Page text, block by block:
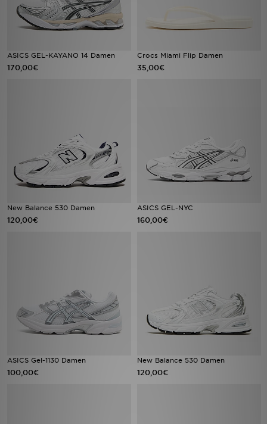
ASICS GEL-KAYANO 14 Damen
170,00€
Crocs Miami Flip Damen
35,00€
New Balance 530 Damen
120,00€
ASICS GEL-NYC
160,00€
ASICS Gel-1130 Damen
100,00€
New Balance 530 Damen
120,00€
Geschenkgutschein
Blog